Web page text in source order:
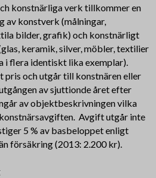
konstnärliga verk tillkommer en
av konstverk (målningar,
bilder, grafik) och konstnärligt
keramik, silver, möbler, textilier
i flera identiskt lika exemplar).
pris och utgår till konstnären eller
av sjuttionde året efter
av objektbeskrivningen vilka
Avgift utgår inte
5 % av basbeloppet enligt
försäkring (2013: 2.200 kr).